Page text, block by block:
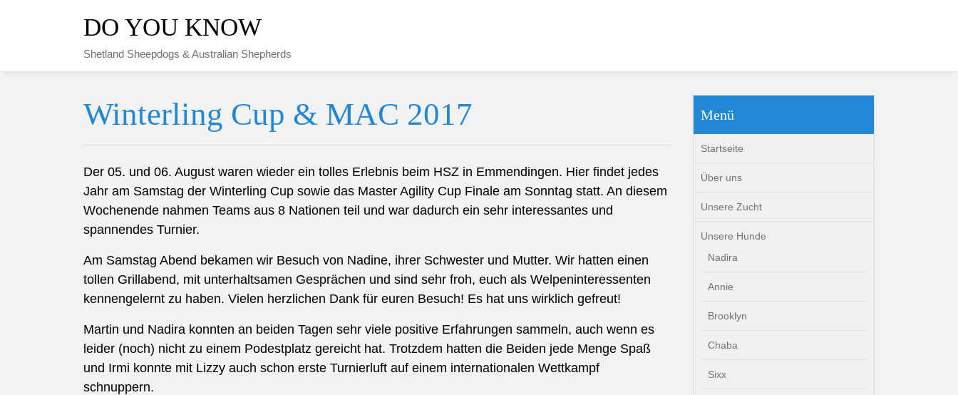
DO YOU KNOW
Shetland Sheepdogs & Australian Shepherds
Winterling Cup & MAC 2017
Der 05. und 06. August waren wieder ein tolles Erlebnis beim HSZ in Emmendingen. Hier findet jedes
Jahr am Samstag der Winterling Cup sowie das Master Agility Cup Finale am Sonntag statt. An diesem
Wochenende nahmen Teams aus 8 Nationen teil und war dadurch ein sehr interessantes und
spannendes Turnier.
Am Samstag Abend bekamen wir Besuch von Nadine, ihrer Schwester und Mutter. Wir hatten einen
tollen Grillabend, mit unterhaltsamen Gesprächen und sind sehr froh, euch als Welpeninteressenten
kennengelernt zu haben. Vielen herzlichen Dank für euren Besuch! Es hat uns wirklich gefreut!
Martin und Nadira konnten an beiden Tagen sehr viele positive Erfahrungen sammeln, auch wenn es
leider (noch) nicht zu einem Podestplatz gereicht hat. Trotzdem hatten die Beiden jede Menge Spaß
und Irmi konnte mit Lizzy auch schon erste Turnierluft auf einem internationalen Wettkampf
schnuppern.
Menü
Startseite
Über uns
Unsere Zucht
Unsere Hunde
Nadira
Annie
Brooklyn
Chaba
Sixx